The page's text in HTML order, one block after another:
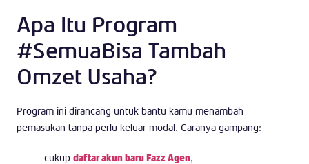
Apa Itu Program
#SemuaBisa Tambah
Omzet Usaha?
Program ini dirancang untuk bantu kamu menambah
pemasukan tanpa perlu keluar modal. Caranya gampang:
cukup daftar akun baru Fazz Agen,